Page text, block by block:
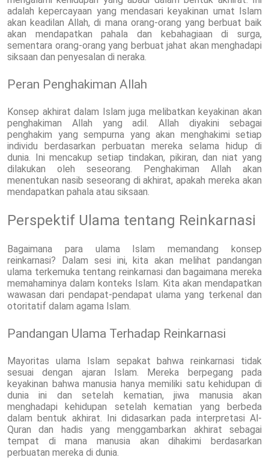
adalah kepercayaan yang mendasari keyakinan umat Islam
akan keadilan Allah, di mana orang-orang yang berbuat baik
akan mendapatkan pahala dan kebahagiaan di surga,
sementara orang-orang yang berbuat jahat akan menghadapi
siksaan dan penyesalan di neraka.
Peran Penghakiman Allah
Konsep akhirat dalam Islam juga melibatkan keyakinan akan
penghakiman Allah yang adil. Allah diyakini sebagai
penghakim yang sempurna yang akan menghakimi setiap
individu berdasarkan perbuatan mereka selama hidup di
dunia. Ini mencakup setiap tindakan, pikiran, dan niat yang
dilakukan oleh seseorang. Penghakiman Allah akan
menentukan nasib seseorang di akhirat, apakah mereka akan
mendapatkan pahala atau siksaan.
Perspektif Ulama tentang Reinkarnasi
Bagaimana para ulama Islam memandang konsep
reinkarnasi? Dalam sesi ini, kita akan melihat pandangan
ulama terkemuka tentang reinkarnasi dan bagaimana mereka
memahaminya dalam konteks Islam. Kita akan mendapatkan
wawasan dari pendapat-pendapat ulama yang terkenal dan
otoritatif dalam agama Islam.
Pandangan Ulama Terhadap Reinkarnasi
Mayoritas ulama Islam sepakat bahwa reinkarnasi tidak
sesuai dengan ajaran Islam. Mereka berpegang pada
keyakinan bahwa manusia hanya memiliki satu kehidupan di
dunia ini dan setelah kematian, jiwa manusia akan
menghadapi kehidupan setelah kematian yang berbeda
dalam bentuk akhirat. Ini didasarkan pada interpretasi Al-
Quran dan hadis yang menggambarkan akhirat sebagai
tempat di mana manusia akan dihakimi berdasarkan
perbuatan mereka di dunia.